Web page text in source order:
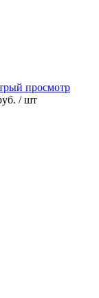
просмотр
/ шт